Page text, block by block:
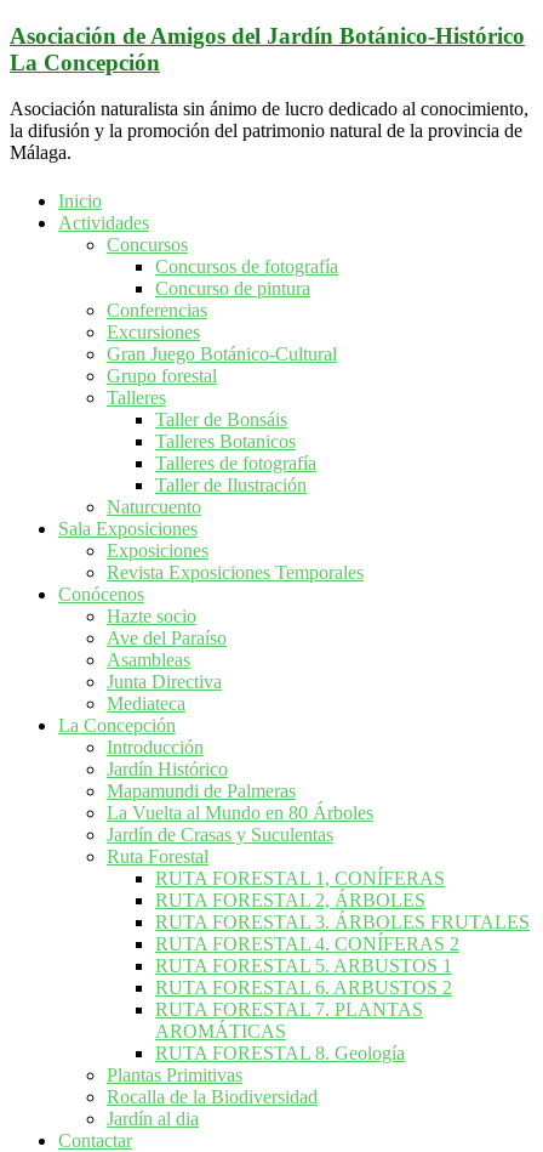
Saltar
al
contenido
Asociación de Amigos del Jardín Botánico-Histórico
La Concepción
Asociación naturalista sin ánimo de lucro dedicado al conocimiento,
la difusión y la promoción del patrimonio natural de la provincia de
Málaga.
Inicio
Actividades
Concursos
Concursos de fotografía
Concurso de pintura
Conferencias
Excursiones
Gran Juego Botánico-Cultural
Grupo forestal
Talleres
Taller de Bonsáis
Talleres Botanicos
Talleres de fotografía
Taller de Ilustración
Naturcuento
Sala Exposiciones
Exposiciones
Revista Exposiciones Temporales
Conócenos
Hazte socio
Ave del Paraíso
Asambleas
Junta Directiva
Mediateca
La Concepción
Introducción
Jardín Histórico
Mapamundi de Palmeras
La Vuelta al Mundo en 80 Árboles
Jardín de Crasas y Suculentas
Ruta Forestal
RUTA FORESTAL 1, CONÍFERAS
RUTA FORESTAL 2, ÁRBOLES
RUTA FORESTAL 3. ÁRBOLES FRUTALES
RUTA FORESTAL 4. CONÍFERAS 2
RUTA FORESTAL 5. ARBUSTOS 1
RUTA FORESTAL 6. ARBUSTOS 2
RUTA FORESTAL 7. PLANTAS
AROMÁTICAS
RUTA FORESTAL 8. Geología
Plantas Primitivas
Rocalla de la Biodiversidad
Jardín al dia
Contactar